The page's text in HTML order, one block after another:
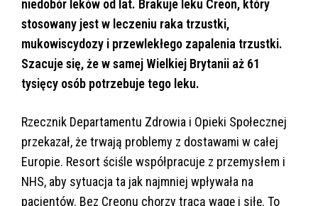
niedobór leków od lat. Brakuje leku Creon, który
stosowany jest w leczeniu raka trzustki,
mukowiscydozy i przewlekłego zapalenia trzustki.
Szacuje się, że w samej Wielkiej Brytanii aż 61
tysięcy osób potrzebuje tego leku.
Rzecznik Departamentu Zdrowia i Opieki Społecznej
przekazał, że trwają problemy z dostawami w całej
Europie. Resort ściśle współpracuje z przemysłem i
NHS, aby sytuacja ta jak najmniej wpływała na
pacjentów. Bez Creonu chorzy tracą wagę i siłę. To